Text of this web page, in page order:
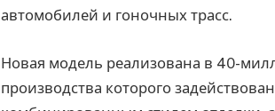
автомобилей и гоночных трасс.
Новая модель реализована в 40-
производства которого